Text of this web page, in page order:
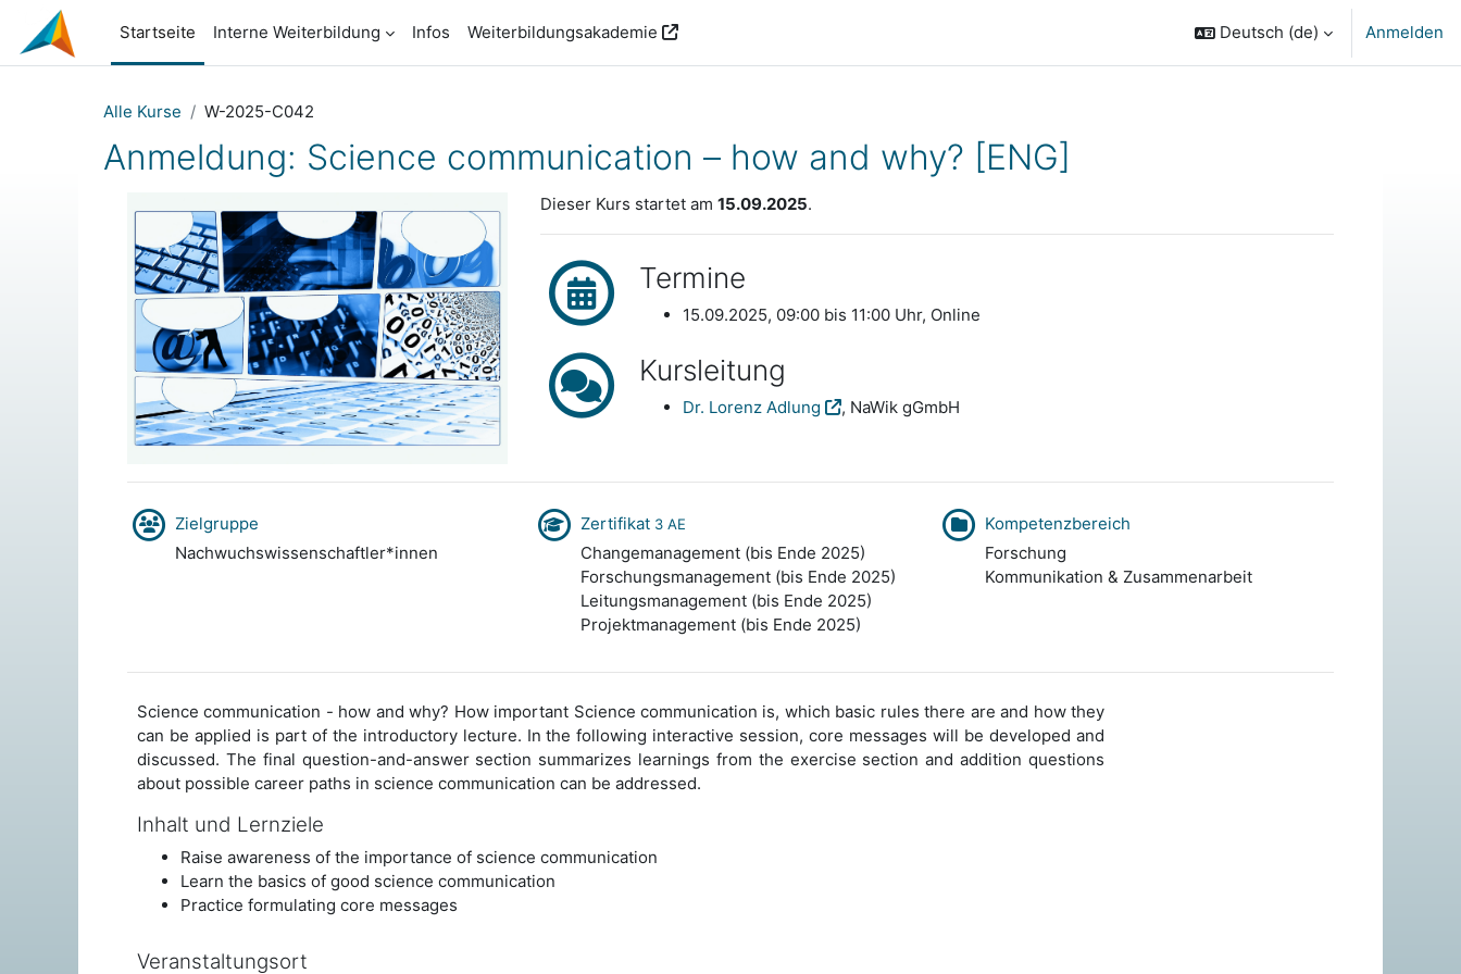
Zum Hauptinhalt
Startseite
Interne Weiterbildung Infos Weiterbildungsakademie Deutsch ‎(de)‎ Anmelden
Alle Kurse W-2025-C042
Anmeldung: Science communication – how and why? [ENG]
Dieser Kurs startet am 15.09.2025.
Termine
15.09.2025, 09:00 bis 11:00 Uhr, Online
Kursleitung
Dr. Lorenz Adlung , NaWik gGmbH
Zielgruppe
Nachwuchswissenschaftler*innen
Zertifikat 3 AE
Changemanagement (bis Ende 2025)
Forschungsmanagement (bis Ende 2025)
Leitungsmanagement (bis Ende 2025)
Projektmanagement (bis Ende 2025)
Kompetenzbereich
Forschung
Kommunikation & Zusammenarbeit
Science communication - how and why? How important Science communication is, which basic rules there are and how they
can be applied is part of the introductory lecture. In the following interactive session, core messages will be developed and
discussed. The final question-and-answer section summarizes learnings from the exercise section and addition questions
about possible career paths in science communication can be addressed.
Inhalt und Lernziele
Raise awareness of the importance of science communication
Learn the basics of good science communication
Practice formulating core messages
Veranstaltungsort